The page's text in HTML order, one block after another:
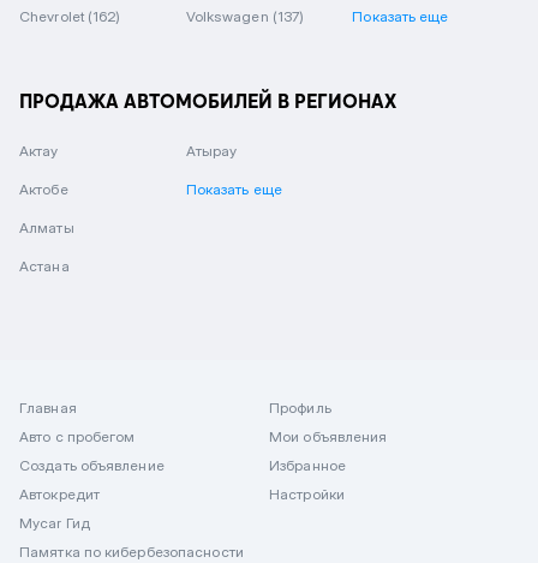
Chevrolet (162) Volkswagen (137) Показать еще
ПРОДАЖА АВТОМОБИЛЕЙ В РЕГИОНАХ
Актау
Актобе
Алматы
Астана
Атырау
Показать еще
Главная
Авто с пробегом
Создать объявление
Автокредит
Mycar Гид
Памятка по кибербезопасности
Профиль
Мои объявления
Избранное
Настройки